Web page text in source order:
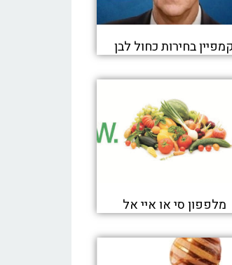
קמפיין בחירות כחול לבן
מלפפון סי או איי אל